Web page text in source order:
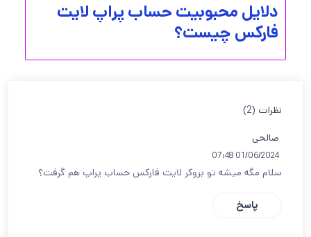
دلایل محبوبیت حساب پراپ لایت
فارکس چیست؟
نظرات (2)
صالحی
01/06/2024 07:48
سلام مگه میشه تو بروکر لایت فارکس حساب پراپ هم گرفت؟
پاسخ